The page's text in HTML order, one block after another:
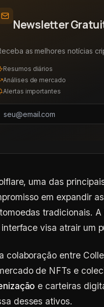
Newsletter
as melhores notícias
Resumos diários
Análises de mercado
Alertas importantes
uma das
em expandir
tradicionais.
visa atrair um
colaboração entre
de NFTs e
e carteiras
desses ativos.